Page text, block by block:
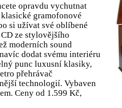
opravdu vychutnat
gramofonové
si užívat své oblíbené
ze stylovějšího
moderních sound
dodat svému interiéru
punc luxusní klasiky,
přehrávač
technologií. Vybaven
Ceny od 1.599 Kč,